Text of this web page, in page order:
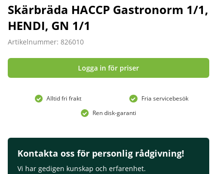
Skärbräda HACCP Gastronorm 1/1,
HENDI, GN 1/1
Artikelnummer: 826010
Logga in för priser
Alltid fri frakt
Fria servicebesök
Ren disk-garanti
Kontakta oss för personlig rådgivning!
Vi har gedigen kunskap och erfarenhet.